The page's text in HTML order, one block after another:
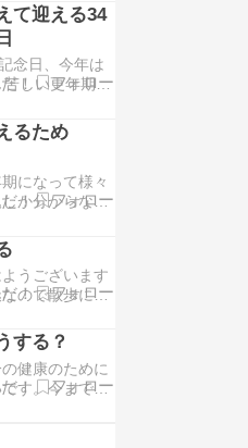
ら気になって
て来ました。
川県幸福度ラ
でもありま
で、まるで海
める…
て迎える34
念日、今年は
しい更年期を
日は格別な幸
になってから
ってくれて私
きて、ウオー
ども毎日でき
私が苦しんだ
るため
になって様々
か分からない
い更年期をど
か、皆さんも
いますが、食
ど気を付ける
経による女性
の変化で起こ
では…
うございます
ので散歩に出
ながら数年前
記事を書いて
酷くて、何も
りしておりま
るのが怖くて
ネルに入るの
。…
する？
健康のために
す。今まで家
が、ウオーキ
ッチもしたい